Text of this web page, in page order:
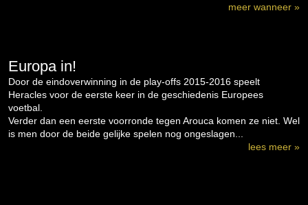
meer wanneer »
Europa in!
Door de eindoverwinning in de play-offs 2015-2016 speelt
Heracles voor de eerste keer in de geschiedenis Europees
voetbal.
Verder dan een eerste voorronde tegen Arouca komen ze niet. Wel
is men door de beide gelijke spelen nog ongeslagen...
lees meer »